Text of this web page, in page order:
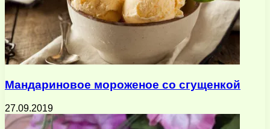
Мандариновое мороженое со сгущенкой
27.09.2019